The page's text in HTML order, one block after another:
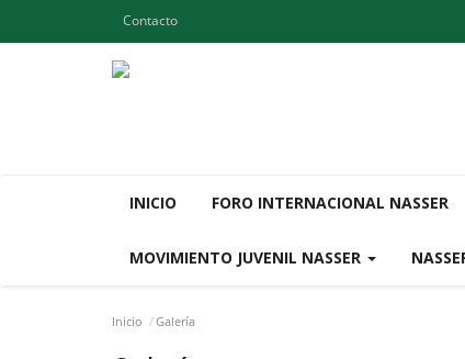
Contacto
INICIO FORO INTERNACIONAL NASSER
MOVIMIENTO JUVENIL NASSER
Inicio Galería